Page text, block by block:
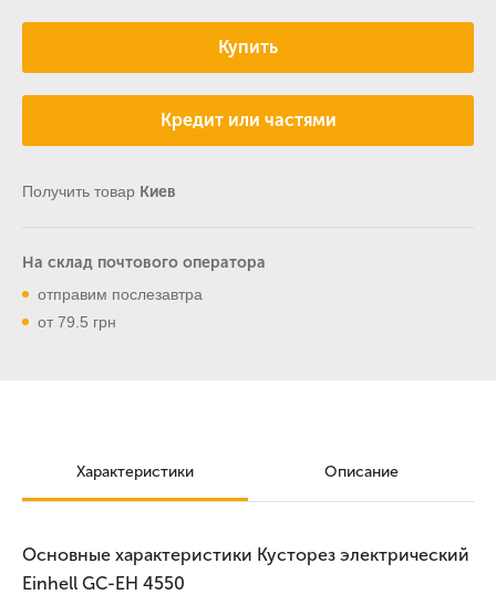
Купить
Кредит или частями
Получить товар Киев
На склад почтового оператора
отправим послезавтра
от 79.5 грн
Характеристики Описание
Основные характеристики Кусторез электрический
Einhell GC-EH 4550